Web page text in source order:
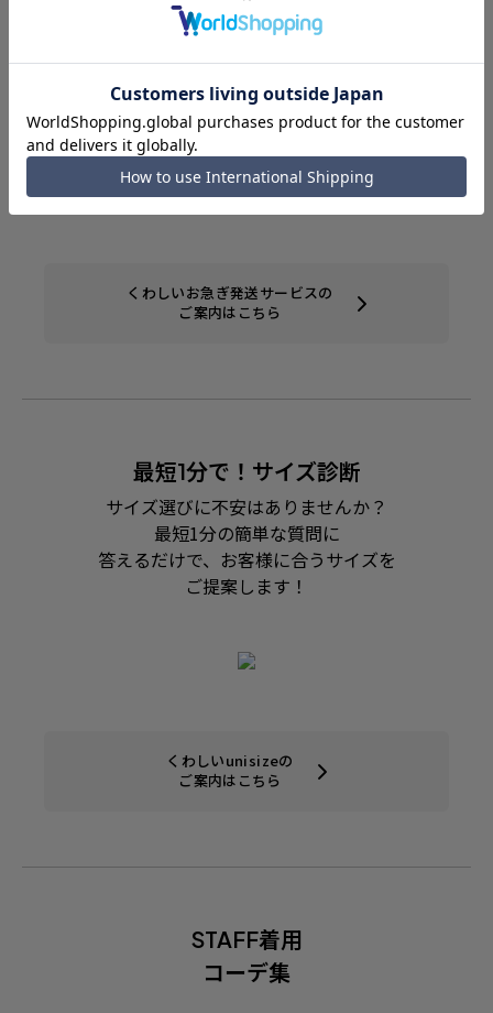
メルマガ配信登録済のWeb会員様限定！
12:00（正午）までのご注文は
当日発送！
365日出荷対応！
土日祝日年中無休で発送致します。
くわしいお急ぎ発送サービスの
ご案内はこちら
最短1分で！サイズ診断
サイズ選びに不安はありませんか？
最短1分の簡単な質問に
答えるだけで、お客様に合うサイズを
ご提案します！
くわしいunisizeの
ご案内はこちら
STAFF着用
コーデ集